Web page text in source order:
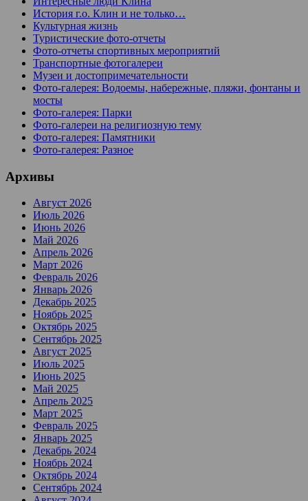
История г.о. Клин и не только…
Культурная жизнь
Туристические фото-отчеты
Фото-отчеты спортивных мероприятий
Транспортные фотогалереи
Музеи и достопримечательности
Фото-галерея: Водоемы, набережные, пляжи, фонтаны и
мосты
Фото-галерея: Парки
Фото-галереи на религиозную тему
Фото-галерея: Памятники
Фото-галерея: Разное
Архивы
Август 2026
Июль 2026
Июнь 2026
Май 2026
Апрель 2026
Март 2026
Февраль 2026
Январь 2026
Декабрь 2025
Ноябрь 2025
Октябрь 2025
Сентябрь 2025
Август 2025
Июль 2025
Июнь 2025
Май 2025
Апрель 2025
Март 2025
Февраль 2025
Январь 2025
Декабрь 2024
Ноябрь 2024
Октябрь 2024
Сентябрь 2024